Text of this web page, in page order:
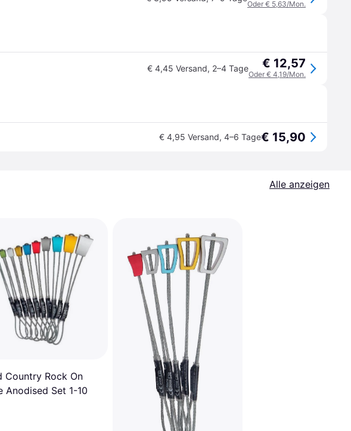
Oder € 5,63/Mon.
€ 4,45 Versand, 2–4 Tage € 12,57
Oder € 4,19/Mon.
€ 4,95 Versand, 4–6 Tage€ 15,90
Alle anzeigen
Country Rock On
Anodised Set 1-10